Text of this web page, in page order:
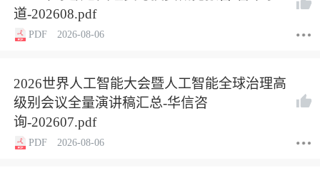
道-202608.pdf
PDF 2026-08-06
2026世界人工智能大会暨人工智能全球治理高
级别会议全量演讲稿汇总-华信咨
询-202607.pdf
PDF 2026-08-06